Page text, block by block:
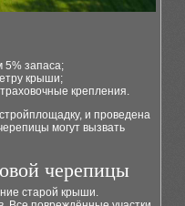
5% запаса;
крыши;
крепления.
и проведена
могут вызвать
черепицы
старой крыши.